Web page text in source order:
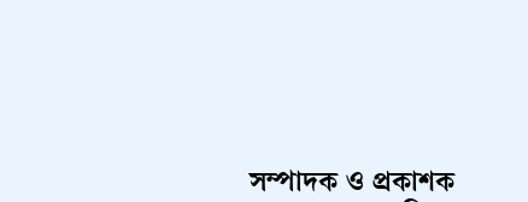
সম্পাদক ও প্রকাশক